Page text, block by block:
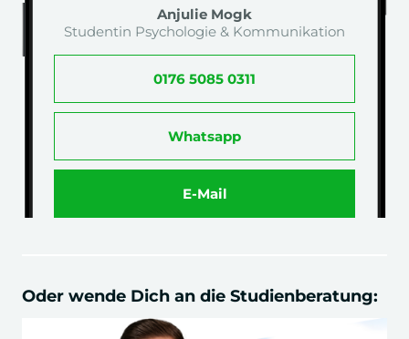
Anjulie Mogk
Studentin Psychologie & Kommunikation
0176 5085 0311
Whatsapp
E-Mail
Oder wende Dich an die Studienberatung: